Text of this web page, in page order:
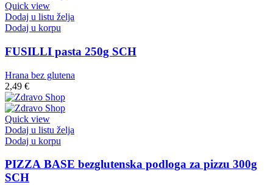
Quick view
Dodaj u listu želja
Dodaj u korpu
FUSILLI pasta 250g SCH
Hrana bez glutena
2,49 €
Quick view
Dodaj u listu želja
Dodaj u korpu
PIZZA BASE bezglutenska podloga za pizzu 300g
SCH